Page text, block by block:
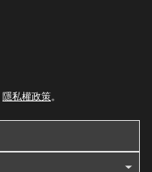
隱私權政策。